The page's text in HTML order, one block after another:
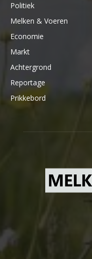
Politiek
Melken & Voeren
Economie
Markt
Achtergrond
Reportage
Prikkebord